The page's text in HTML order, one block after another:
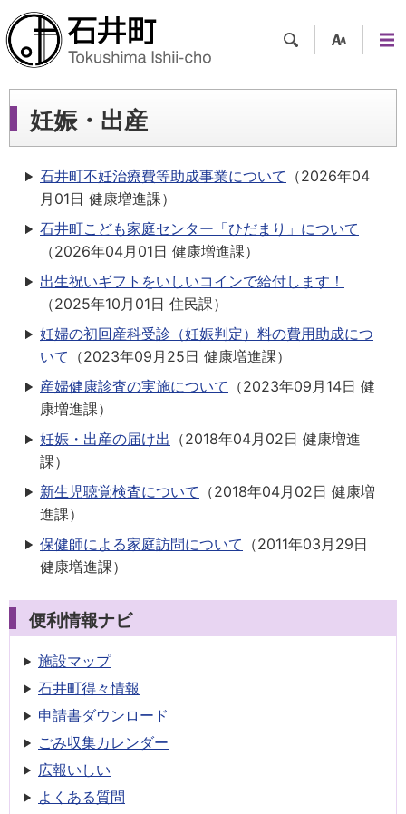
ツー
ュー
妊娠・出産
石井町不妊治療費等助成事業について （2026年04
月01日 健康増進課）
石井町こども家庭センター「ひだまり」について
（2026年04月01日 健康増進課）
出生祝いギフトをいしいコインで給付します！
（2025年10月01日 住民課）
妊婦の初回産科受診（妊娠判定）料の費用助成につ
いて （2023年09月25日 健康増進課）
産婦健康診査の実施について （2023年09月14日 健
康増進課）
妊娠・出産の届け出 （2018年04月02日 健康増進
課）
新生児聴覚検査について （2018年04月02日 健康増
進課）
保健師による家庭訪問について （2011年03月29日
健康増進課）
便利情報ナビ
施設マップ
石井町得々情報
申請書ダウンロード
ごみ収集カレンダー
広報いしい
よくある質問